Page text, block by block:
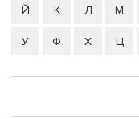
Й К Л М
У Ф Х Ц